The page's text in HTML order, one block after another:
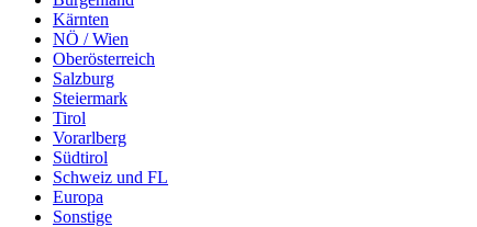
Kärnten
NÖ / Wien
Oberösterreich
Salzburg
Steiermark
Tirol
Vorarlberg
Südtirol
Schweiz und FL
Europa
Sonstige